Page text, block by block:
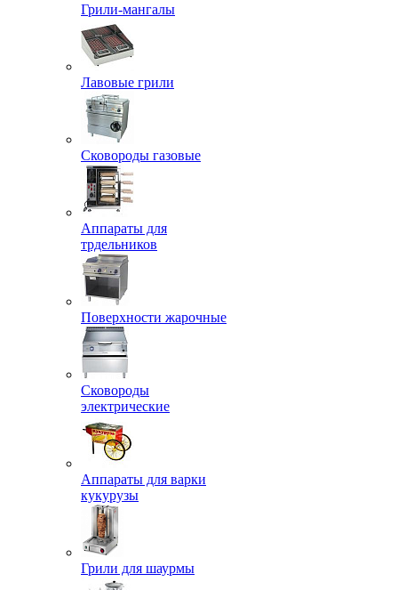
Грили-мангалы
Лавовые грили
Сковороды газовые
Аппараты для
трдельников
Поверхности жарочные
Сковороды
электрические
Аппараты для варки
кукурузы
Грили для шаурмы